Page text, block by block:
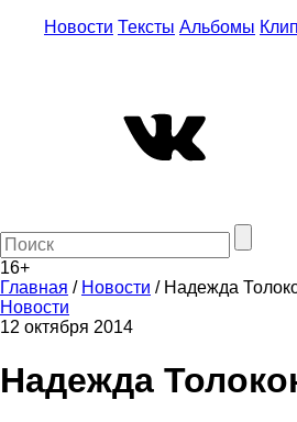
Новости Тексты Альбомы
16+
Главная / Новости / Надежда
Новости
12 октября 2014
Надежда